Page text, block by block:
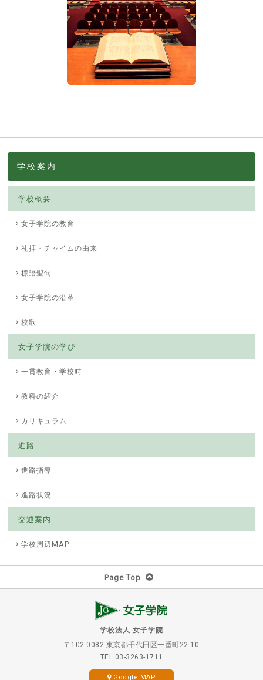
学校案内
学校概要
女子学院の教育
礼拝・チャイムの由来
標語聖句
女子学院の沿革
校歌
女子学院の学び
一貫教育・学校時
教科の紹介
カリキュラム
進路
進路指導
進路状況
交通案内
学校周辺MAP
Page Top
学校法人 女子学院
〒102-0082 東京都千代田区一番町22-10
TEL.03-3263-1711
Google MAP